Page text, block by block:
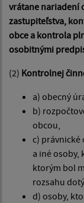
vrátane nariadení
zastupiteľstva,
obce a kontrola
osobitnými
(2) Kontrolnej
a) obecný
b)
obcou,
c) právnické
a iné osoby,
ktorým bol
rozsahu
d) osoby,